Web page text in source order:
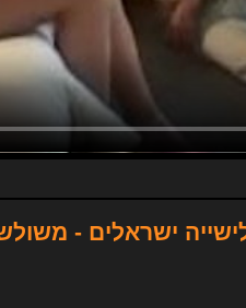
ישראלים -